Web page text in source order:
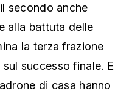
secondo anche
alla battuta delle
la terza frazione
successo finale. E
di casa hanno